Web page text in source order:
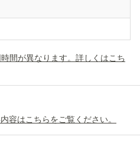
間が異なります。詳しくはこち
容はこちらをご覧ください。